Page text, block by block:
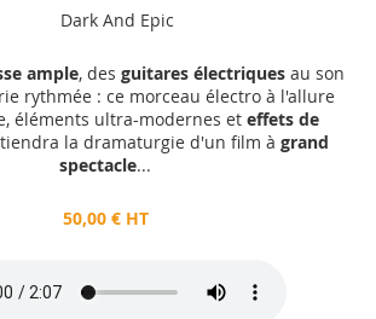
Dark And Epic
ample, des guitares électriquesau son
rythmée : ce morceau électro à l'allure
éléments ultra-modernes et effets de
la dramaturgie d'un film à grand
spectacle...
50,00 € HT